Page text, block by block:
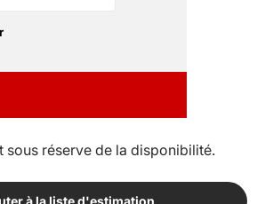
sous réserve de la disponibilité.
à la liste d'estimation